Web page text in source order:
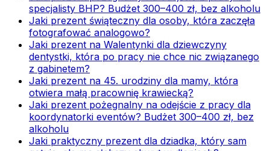
specjalisty BHP? Budżet 300–400 zł, bez alkoholu
Jaki prezent świąteczny dla osoby, która zaczęła
fotografować analogowo?
Jaki prezent na Walentynki dla dziewczyny
dentystki, która po pracy nie chce nic związanego
z gabinetem?
Jaki prezent na 45. urodziny dla mamy, która
otwiera małą pracownię krawiecką?
Jaki prezent pożegnalny na odejście z pracy dla
koordynatorki eventów? Budżet 300–400 zł, bez
alkoholu
Jaki praktyczny prezent dla dziadka, który sam